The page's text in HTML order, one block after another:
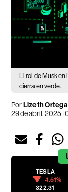
El rol de Musk
cierra en verde.
PorLizeth Ortega
29 de abril, 2025 |
TESLA
-1.51%
322.31